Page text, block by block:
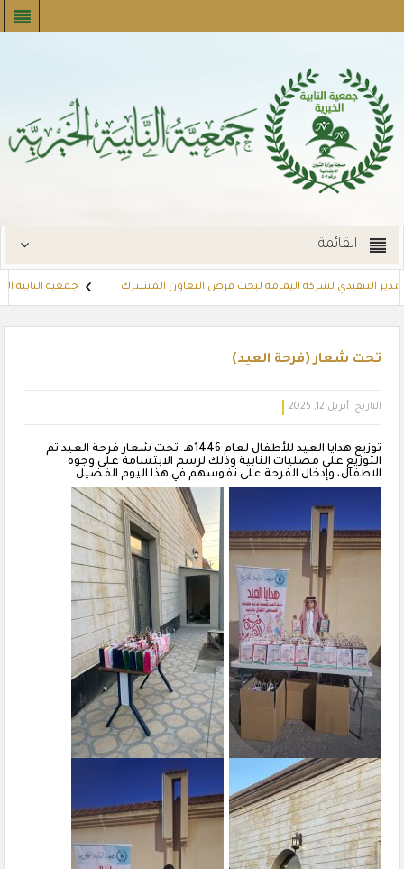
القائمة
التنفيذي لشركة اليمامة لبحث فرص التعاون المشترك جمعية النابية
تحت شعار (فرحة العيد)
التاريخ: أبريل 12, 2025
توزيع هدايا العيد للأطفال لعام 1446هـ تحت شعار فرحة العيد تم
التوزيع على مصليات النابية وذلك لرسم الابتسامة على وجوه
الاطفال، وإدخال الفرحة على نفوسهم في هذا اليوم الفضيل.